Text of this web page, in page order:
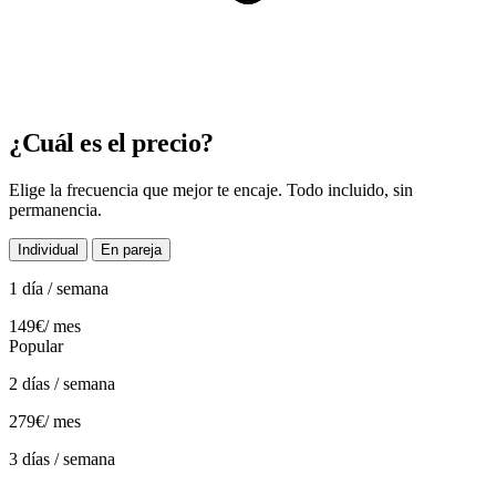
¿Cuál es el precio?
Elige la frecuencia que mejor te encaje. Todo incluido, sin
permanencia.
Individual En pareja
1 día / semana
149€/ mes
Popular
2 días / semana
279€/ mes
3 días / semana